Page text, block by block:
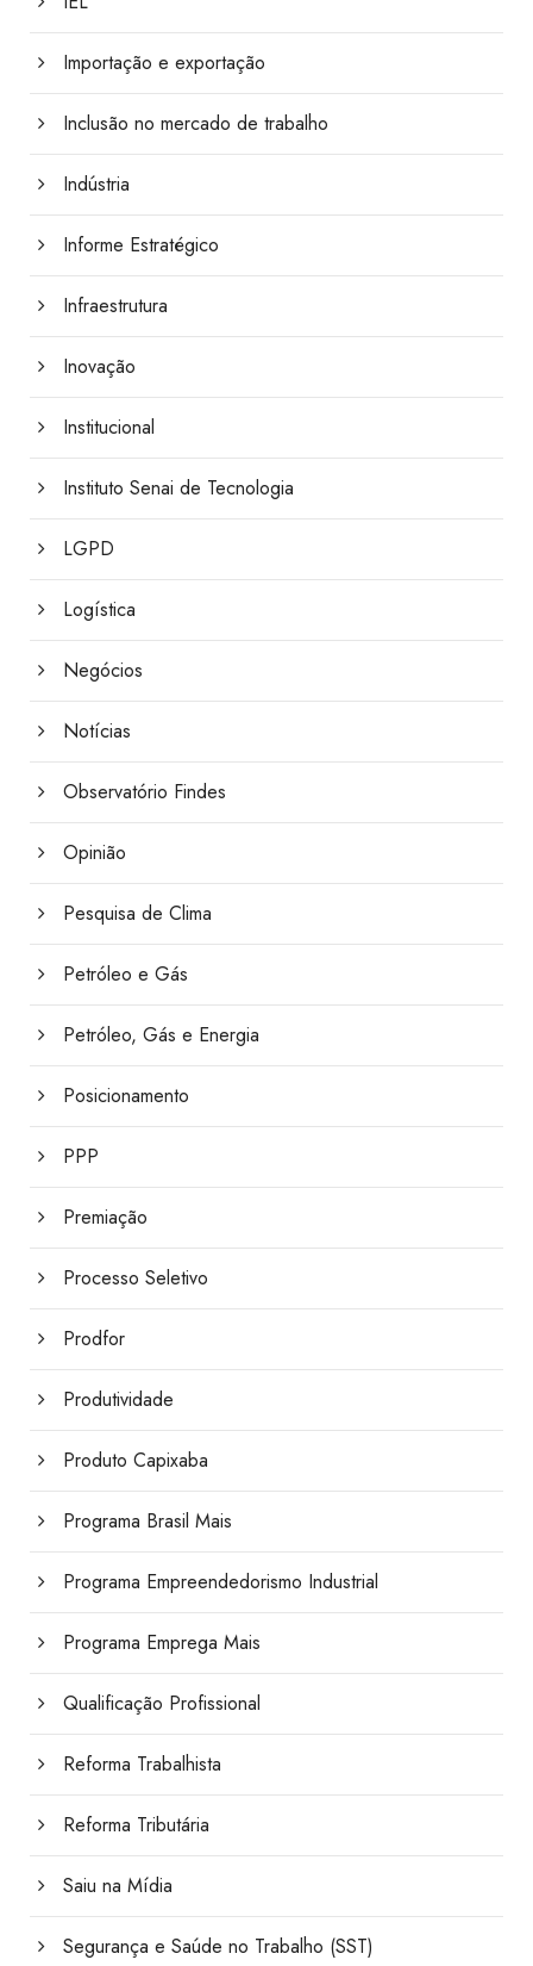
Importação e exportação
Inclusão no mercado de trabalho
Indústria
Informe Estratégico
Infraestrutura
Inovação
Institucional
Instituto Senai de Tecnologia
LGPD
Logística
Negócios
Notícias
Observatório Findes
Opinião
Pesquisa de Clima
Petróleo e Gás
Petróleo, Gás e Energia
Posicionamento
PPP
Premiação
Processo Seletivo
Prodfor
Produtividade
Produto Capixaba
Programa Brasil Mais
Programa Empreendedorismo Industrial
Programa Emprega Mais
Qualificação Profissional
Reforma Trabalhista
Reforma Tributária
Saiu na Mídia
Segurança e Saúde no Trabalho (SST)